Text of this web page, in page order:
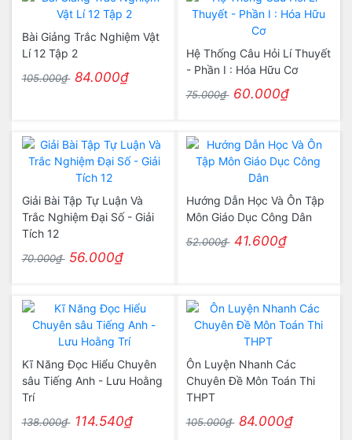
Bài Giảng Trắc Nghiệm Vật
Lí 12 Tập 2
105.000₫ 84.000₫
Hệ Thống Câu Hỏi Lí Thuyết
- Phần I : Hóa Hữu Cơ
75.000₫ 60.000₫
Giải Bài Tập Tự Luận Và
Trắc Nghiệm Đại Số - Giải
Tích 12
70.000₫ 56.000₫
Hướng Dẫn Học Và Ôn Tập
Môn Giáo Dục Công Dân
52.000₫ 41.600₫
Kĩ Năng Đọc Hiểu Chuyên
sâu Tiếng Anh - Lưu Hoằng
Trí
138.000₫ 114.540₫
Ôn Luyện Nhanh Các
Chuyên Đề Môn Toán Thi
THPT
105.000₫ 84.000₫